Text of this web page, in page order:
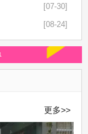
[07-30]
[08-24]
更多>>